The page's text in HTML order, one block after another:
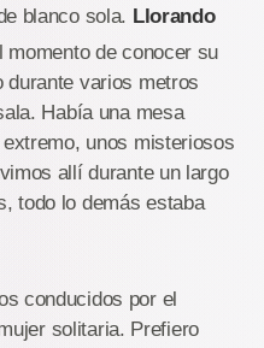
blanco sola. Llorando
momento de conocer su
durante varios metros
Había una mesa
unos misteriosos
allí durante un largo
todo lo demás estaba
conducidos por el
solitaria. Prefiero